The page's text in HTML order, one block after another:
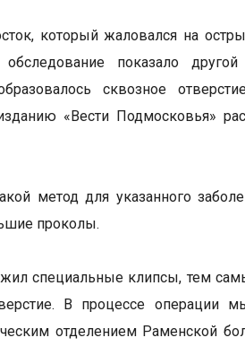
который жаловался на
показало
сквозное
«Вести Подмосковья»
метод для указанного
проколы.
специальные клипсы, тем
В процессе операции
отделением Раменской